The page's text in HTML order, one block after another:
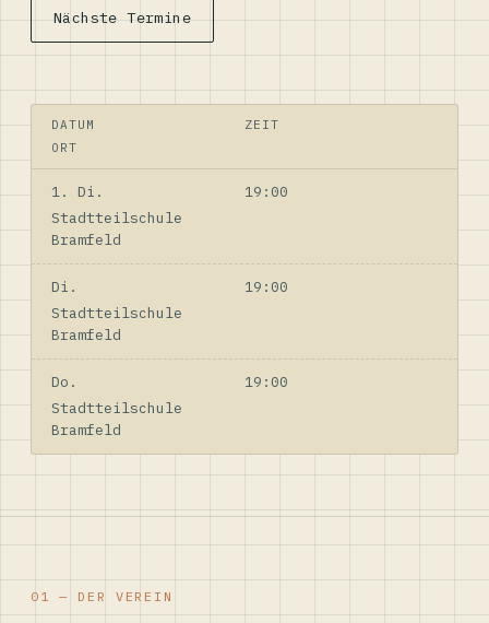
Nächste Termine
DATUM
ZEIT
ORT
1. Di.
19:00
Stadtteilschule
Bramfeld
Di.
19:00
Stadtteilschule
Bramfeld
Do.
19:00
Stadtteilschule
Bramfeld
01 — DER VEREIN